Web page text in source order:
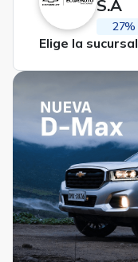
S.A
27%
Elige la sucursal